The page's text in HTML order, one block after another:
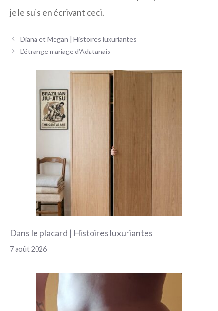
je le suis en écrivant ceci.
Navigation
des
Diana et Megan | Histoires luxuriantes
L’étrange mariage d’Adatanais
Dans le placard | Histoires luxuriantes
7 août 2026